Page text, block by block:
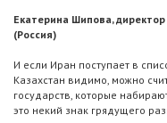
Екатерина Шипова,
(Россия)
И если Иран поступает в
Казахстан видимо, можно
государств, которые
это некий знак грядущего